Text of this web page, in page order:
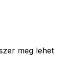
meg lehet